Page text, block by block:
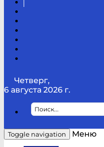
Четверг,
6 августа 2026 г.
Toggle navigation
Меню